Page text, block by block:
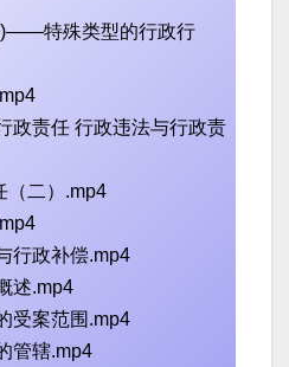
)——特殊类型的行政行
政责任 行政违法与行政责
（二）.mp4
行政补偿.mp4
述.mp4
受案范围.mp4
管辖.mp4